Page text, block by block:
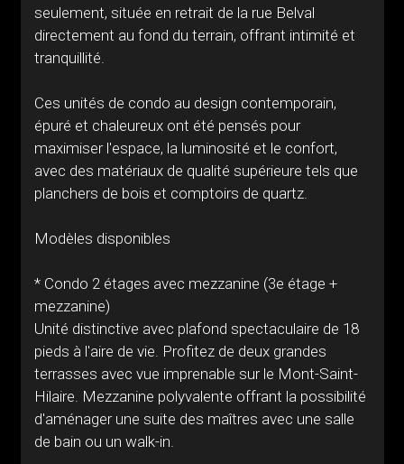
seulement, située en retrait de la rue Belval
directement au fond du terrain, offrant intimité et
tranquillité.
Ces unités de condo au design contemporain,
épuré et chaleureux ont été pensés pour
maximiser l'espace, la luminosité et le confort,
avec des matériaux de qualité supérieure tels que
planchers de bois et comptoirs de quartz.
Modèles disponibles
* Condo 2 étages avec mezzanine (3e étage +
mezzanine)
Unité distinctive avec plafond spectaculaire de 18
pieds à l'aire de vie. Profitez de deux grandes
terrasses avec vue imprenable sur le Mont-Saint-
Hilaire. Mezzanine polyvalente offrant la possibilité
d'aménager une suite des maîtres avec une salle
de bain ou un walk-in.